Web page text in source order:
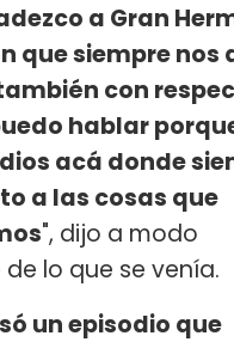
a Gran
que siempre nos
con
hablar
acá donde
a las cosas que
", dijo a modo
lo que se venía.
un episodio que